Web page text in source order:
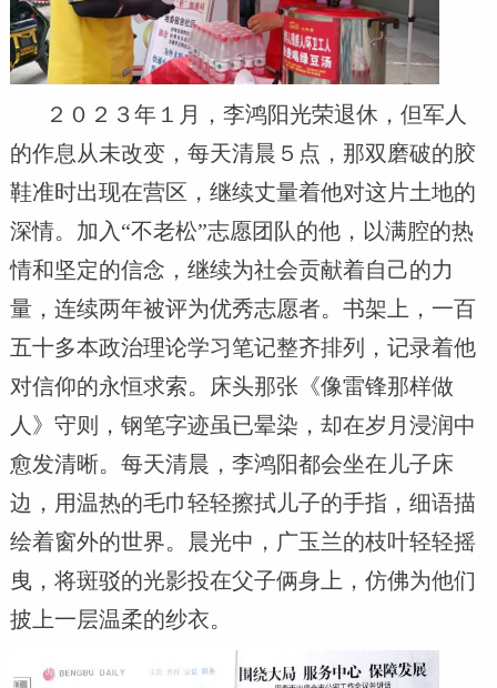
２０２３年１月，李鸿阳光荣退休，但军人
的作息从未改变，每天清晨５点，那双磨破的胶
鞋准时出现在营区，继续丈量着他对这片土地的
深情。加入“不老松”志愿团队的他，以满腔的热
情和坚定的信念，继续为社会贡献着自己的力
量，连续两年被评为优秀志愿者。书架上，一百
五十多本政治理论学习笔记整齐排列，记录着他
对信仰的永恒求索。床头那张《像雷锋那样做
人》守则，钢笔字迹虽已晕染，却在岁月浸润中
愈发清晰。每天清晨，李鸿阳都会坐在儿子床
边，用温热的毛巾轻轻擦拭儿子的手指，细语描
绘着窗外的世界。晨光中，广玉兰的枝叶轻轻摇
曳，将斑驳的光影投在父子俩身上，仿佛为他们
披上一层温柔的纱衣。